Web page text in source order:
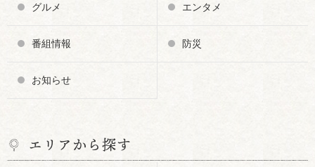
グルメ エンタメ
番組情報 防災
お知らせ
エリアから探す